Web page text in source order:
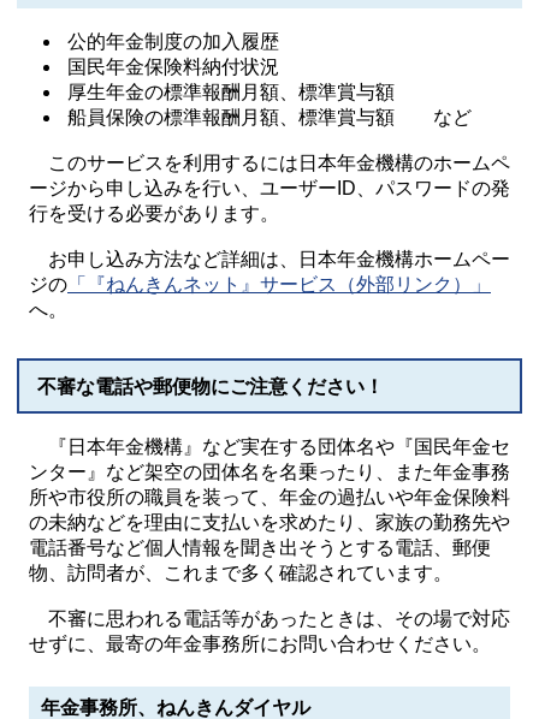
公的年金制度の加入履歴
国民年金保険料納付状況
厚生年金の標準報酬月額、標準賞与額
船員保険の標準報酬月額、標準賞与額 など
このサービスを利用するには日本年金機構のホームペ
ージから申し込みを行い、ユーザーID、パスワードの発
行を受ける必要があります。
お申し込み方法など詳細は、日本年金機構ホームペー
ジの 「『ねんきんネット』サービス（外部リンク）」
へ。
不審な電話や郵便物にご注意ください！
『日本年金機構』など実在する団体名や『国民年金セ
ンター』など架空の団体名を名乗ったり、また年金事務
所や市役所の職員を装って、年金の過払いや年金保険料
の未納などを理由に支払いを求めたり、家族の勤務先や
電話番号など個人情報を聞き出そうとする電話、郵便
物、訪問者が、これまで多く確認されています。
不審に思われる電話等があったときは、その場で対応
せずに、最寄の年金事務所にお問い合わせください。
年金事務所、ねんきんダイヤル